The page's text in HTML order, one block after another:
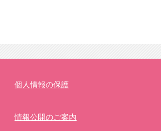
個人情報の保護
情報公開のご案内